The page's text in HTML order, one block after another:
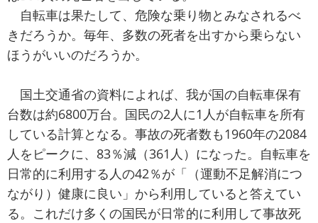
自転車は果たして、危険な乗り物とみなされるべ
きだろうか。毎年、多数の死者を出すから乗らない
ほうがいいのだろうか。
国土交通省の資料によれば、我が国の自転車保有
台数は約6800万台。国民の2人に1人が自転車を所有
している計算となる。事故の死者数も1960年の2084
人をピークに、83％減（361人）になった。自転車を
日常的に利用する人の42％が「（運動不足解消につ
ながり）健康に良い」から利用していると答えてい
る。これだけ多くの国民が日常的に利用して事故死